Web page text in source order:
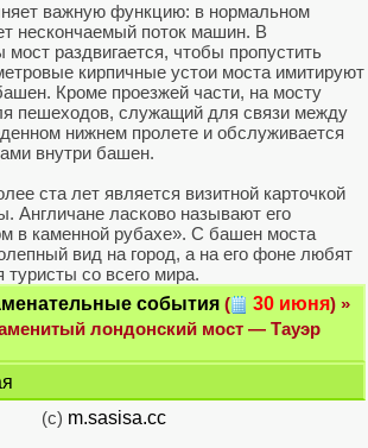
важную функцию: в нормальном
нескончаемый поток машин. В
раздвигается, чтобы пропустить
кирпичные устои моста имитируют
Кроме проезжей части, на мосту
пешеходов, служащий для связи между
нижнем пролете и обслуживается
внутри башен.
ста лет является визитной карточкой
Англичане ласково называют его
в каменной рубахе». С башен моста
вид на город, а на его фоне любят
туристы со всего мира.
события ( 30 июня) »
лондонский мост — Тауэр
(c) m.sasisa.cc